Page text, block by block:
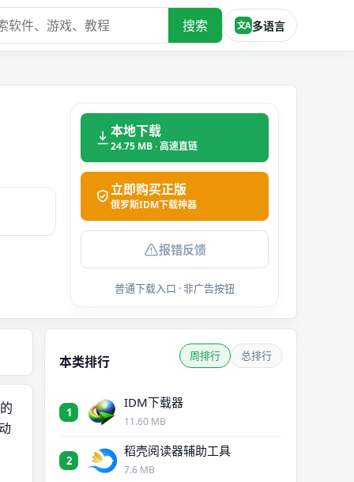
搜索 文A 多语言
本地下载
24.75 MB · 高速直链
立即购买正版
俄罗斯IDM下载神器
报错反馈
普通下载入口 · 非广告按钮
本类排行 周排行 总排行
1
IDM下载器
11.60 MB
2
稻壳阅读器辅助工具
7.6 MB